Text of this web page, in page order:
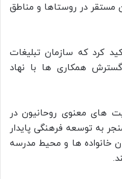
مستقر در روستاها و مناطق
کرد که سازمان تبلیغات
گسترش همکاری ها با نهاد
های معنوی روحانیون در
به توسعه فرهنگی پایدار
خانواده ها و محیط مدرسه